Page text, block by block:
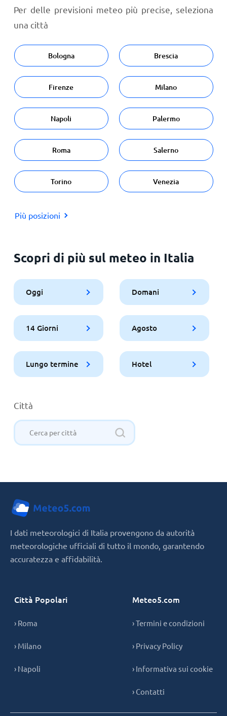
Per delle previsioni meteo più precise, seleziona
una città
Bologna Brescia
Firenze Milano
Napoli Palermo
Roma Salerno
Torino Venezia
Più posizioni
Scopri di più sul meteo in Italia
Oggi Domani
14 Giorni Agosto
Lungo termine Hotel
Città
I dati meteorologici di Italia provengono da autorità
meteorologiche ufficiali di tutto il mondo, garantendo
accuratezza e affidabilità.
Città Popolari
› Roma
› Milano
› Napoli
Meteo5.com
› Termini e condizioni
› Privacy Policy
› Informativa sui cookie
› Contatti